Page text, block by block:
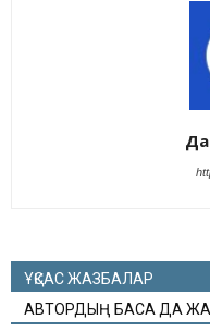
ҰҚСАС ЖАЗБАЛАР
АВТОРДЫҢ БАСҚА ДА